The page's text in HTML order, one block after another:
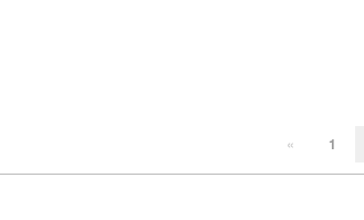
« 1